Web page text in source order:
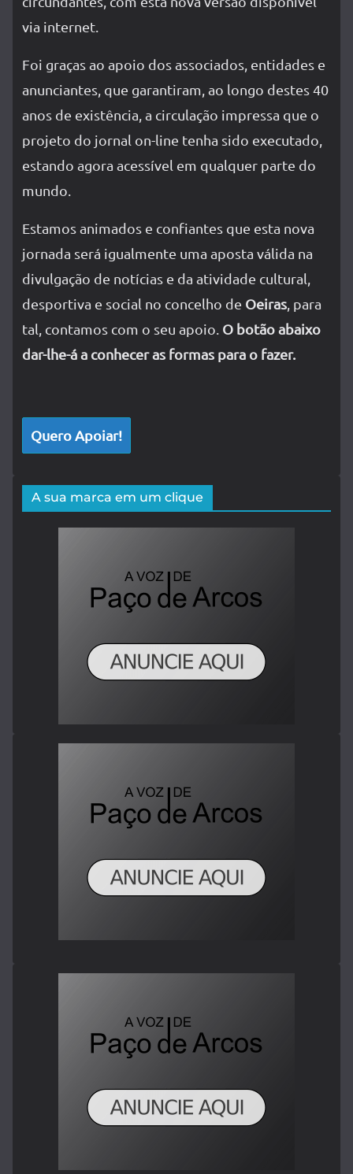
via internet.
Foi graças ao apoio dos associados, entidades e
anunciantes, que garantiram, ao longo destes 40
anos de existência, a circulação impressa que o
projeto do jornal on-line tenha sido executado,
estando agora acessível em qualquer parte do
mundo.
Estamos animados e confiantes que esta nova
jornada será igualmente uma aposta válida na
divulgação de notícias e da atividade cultural,
desportiva e social no concelho de Oeiras , para
tal, contamos com o seu apoio. O botão abaixo
dar-lhe-á a conhecer as formas para o fazer.
Quero Apoiar!
A sua marca em um clique